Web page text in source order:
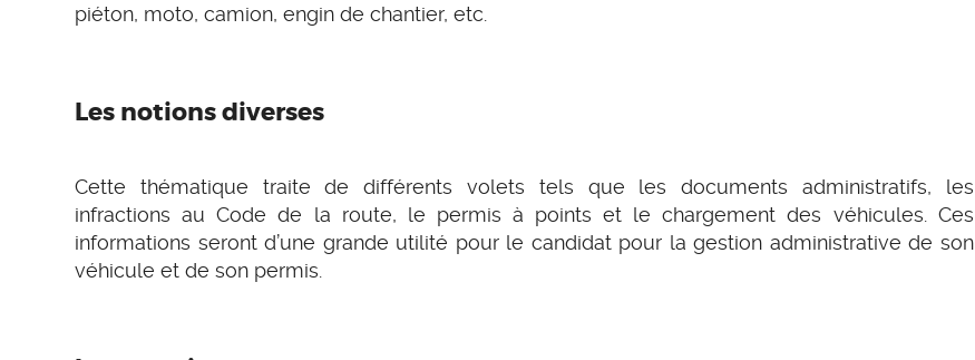
piéton, moto, camion, engin de chantier, etc.
Les notions diverses
Cette thématique traite de différents volets tels que les documents administratifs, les
infractions au Code de la route, le permis à points et le chargement des véhicules. Ces
informations seront d’une grande utilité pour le candidat pour la gestion administrative de son
véhicule et de son permis.